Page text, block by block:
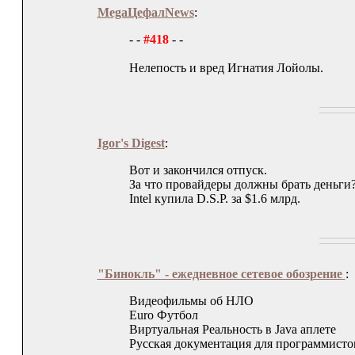
MegaЦефалNews:
- - #418- -
Нелепость и вред Игнатия Лойолы.
Igor's Digest:
Вот и закончился отпуск.
За что провайдеры должны брать
Intel купила D.S.P. за $1.6 млрд.
"Бинокль" - ежедневное сетевое обозрение :
Видеофильмы об НЛО
Euro Футбол
Виртуальная Реальность в Java аплете
Русская документация для